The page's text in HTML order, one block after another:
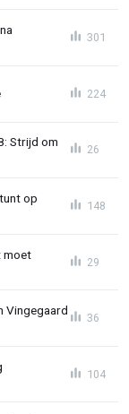
301
224
Strijd om
26
op
148
moet
29
Vingegaard
36
104